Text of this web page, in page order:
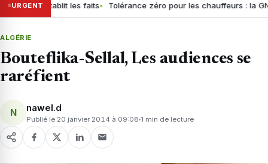
URGENT
Sétif rétablit les faits Tolérance zéro pour les chauffeurs : la GN
ALGÉRIE
Bouteflika-Sellal, Les audiences se
raréfient
N nawel.d
Publié le 20 janvier 2014 à 09:08 1 min de lecture